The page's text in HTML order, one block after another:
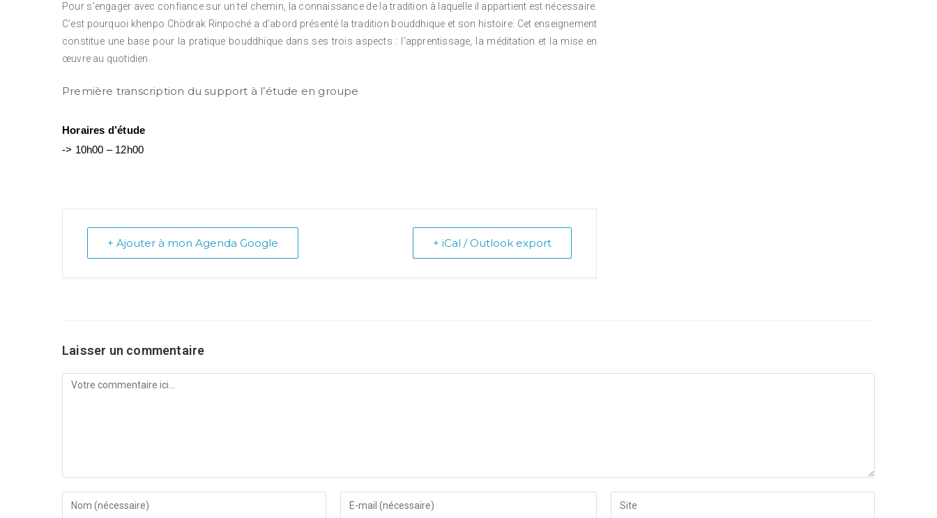
Pour s’engager avec confiance sur un tel chemin, la connaissance de la tradition à laquelle il appartient est nécessaire.
C’est pourquoi khenpo Chödrak Rinpoché a d’abord présenté la tradition bouddhique et son histoire. Cet enseignement
constitue une base pour la pratique bouddhique dans ses trois aspects : l’apprentissage, la méditation et la mise en
œuvre au quotidien.
Première transcription du support à l’étude en groupe
Horaires d’étude
-> 10h00 – 12h00
+ Ajouter à mon Agenda Google + iCal / Outlook export
Laisser un commentaire